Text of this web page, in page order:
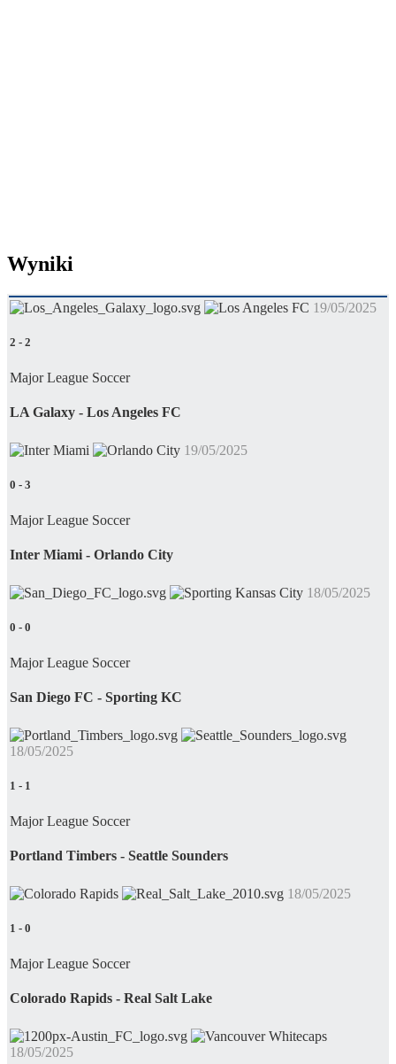
Wyniki
19/05/2025
2 - 2
Major League Soccer
LA Galaxy - Los Angeles FC
19/05/2025
0 - 3
Major League Soccer
Inter Miami - Orlando City
18/05/2025
0 - 0
Major League Soccer
San Diego FC - Sporting KC
18/05/2025
1 - 1
Major League Soccer
Portland Timbers - Seattle Sounders
18/05/2025
1 - 0
Major League Soccer
Colorado Rapids - Real Salt Lake
18/05/2025